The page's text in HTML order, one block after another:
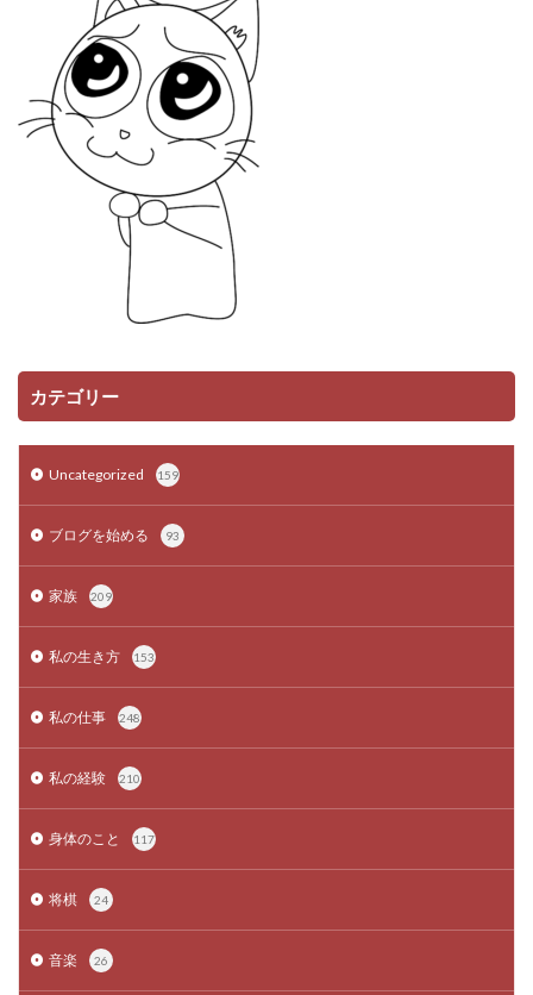
カテゴリー
Uncategorized 159
ブログを始める 93
家族 209
私の生き方 153
私の仕事 248
私の経験 210
身体のこと 117
将棋 24
音楽 26